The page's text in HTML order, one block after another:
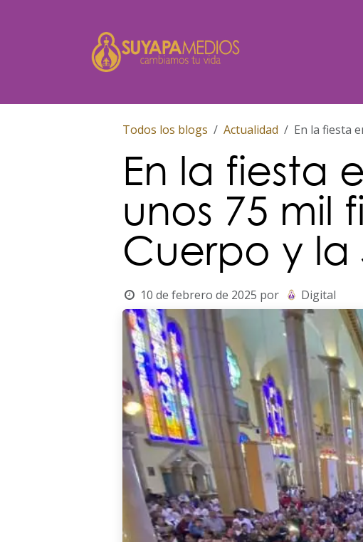
Todos los blogs Actualidad En la fiesta
En la fiesta
unos 75 mil
Cuerpo y la
10 de febrero de 2025 por Digital